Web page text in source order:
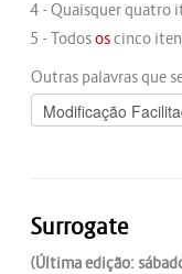
4 - Quaisquer quatro
5 - Todososcinco
Outras palavras que
Surrogate
(Última edição: